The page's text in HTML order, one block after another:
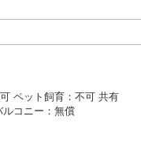
ペット飼育：不可 共有
ルコニー：無償